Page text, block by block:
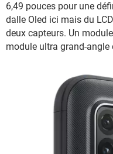
6,49 pouces pour une
dalle Oled ici mais du
deux capteurs. Un
module ultra grand-